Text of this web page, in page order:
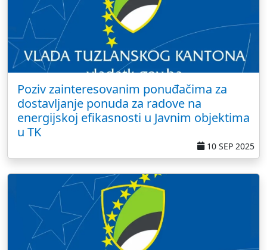
Poziv zainteresovanim ponuđačima za
dostavljanje ponuda za radove na
energijskoj efikasnosti u Javnim objektima
u TK
10 SEP 2025